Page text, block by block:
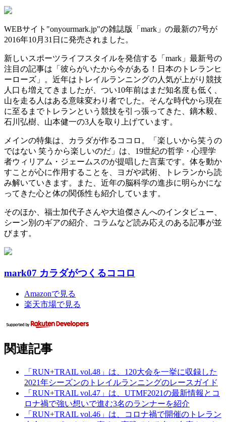
WEBサイト"onyourmark.jp"の雑誌版「mark」の最新の7号が
2016年10月31日に発売されました。
新しいスポーツライフスタイルを発信する「mark」最新号の
注目の記事は「彼らがいたから今がある！日本のトレランヒ
ーローズ」。近年はトレイルランニングの人気が上がり競技
人口も増えてきましたが、つい10年前はまだ知名度も低く、
山を走る人はある意味変わり者でした。そんな時代から現在
に至るまでトレランという競技を引っ張ってきた、鏑木毅、
石川弘樹、山本健一の3人を取り上げています。
メインの特集は、カラダが作るココロ。「楽しいから笑うの
ではない 笑うから楽しいのだ」は、19世紀の哲学・心理学
者ウィリアム・ジェームスのが提唱した言葉です。体を動か
すことが心に作用することを、ヨガや武術、トレランから読
み解いていきます。また、近年の脳科学の進歩に明らかにな
ってきた心と体の関係性も紹介しています。
そのほか、福士加代子さんや大迫傑さんへのインタビュー、
シーン別のギアの紹介、コラムなど読み応えのある記事が並
びます。
mark07 カラダがつくるココロ
Amazonで見る
楽天市場で見る
関連記事
「RUN+TRAIL vol.48」は、120大会を一挙に収録した
2021年シーズンのトレイルランニングのレースガイド
「RUN+TRAIL vol.47」は、UTMF2021の最新情報とコ
ロナ禍で強い想いで進む3名のランナーを紹介
「RUN+TRAIL vol.46」は、コロナ禍で開催のトレラン